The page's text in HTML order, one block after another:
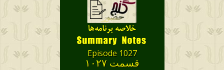
Episode 1027
قسمت ۱۰۲۷